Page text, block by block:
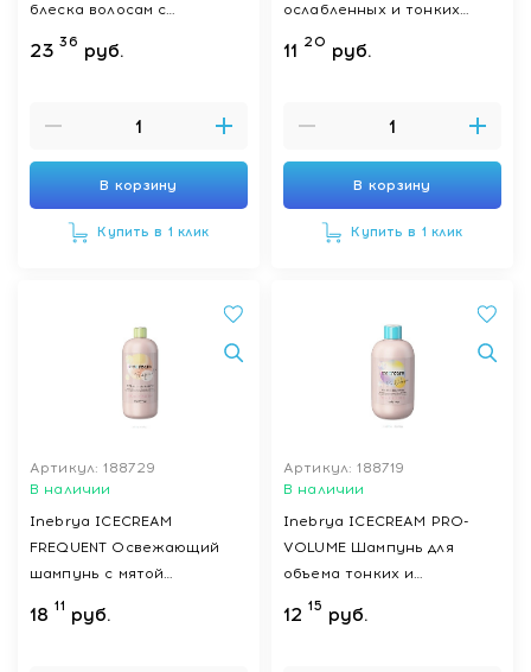
блеска волосам с
аргановым маслом PRO-AGE
SHAMPOO, 1000 мл
23 36 руб.
В корзину
Купить в 1 клик
ослабленных и тонких
волос ENERGY SHAMPOO,
300 мл
11 20 руб.
В корзину
Купить в 1 клик
Артикул: 188729
В наличии
Inebrya ICECREAM
FREQUENT Освежающий
шампунь с мятой
REFRESHING SHAMPOO,
1000 мл
18 11 руб.
Артикул: 188719
В наличии
Inebrya ICECREAM PRO-
VOLUME Шампунь для
объема тонких и
ослабленных волос
VOLUME SHAMPOO, 300 мл
12 15 руб.